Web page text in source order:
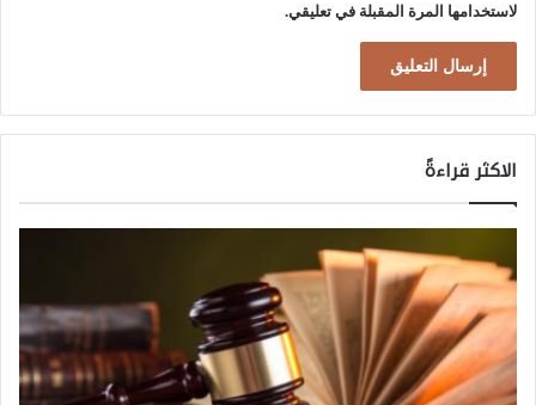
ت
ا
ا
ت
ر
ك
ا
ل
و
ا
ل
لاستخدامها المرة المقبلة في تعليقي.
الاكثر قراءةً